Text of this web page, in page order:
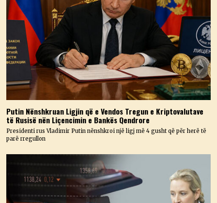
Putin Nënshkruan Ligjin që e Vendos Tregun e Kriptovalutave
të Rusisë nën Liçencimin e Bankës Qendrore
Presidenti rus Vladimir Putin nënshkroi një ligj më 4 gusht që për herë të
parë rregullon